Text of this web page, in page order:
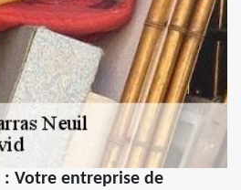
Votre entreprise de